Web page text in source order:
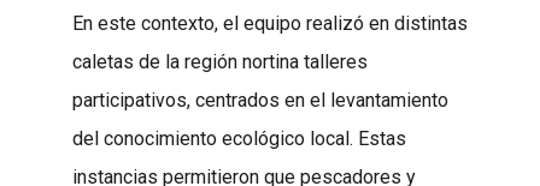
En este contexto, el equipo realizó en distintas
caletas de la región nortina talleres
participativos, centrados en el levantamiento
del conocimiento ecológico local. Estas
instancias permitieron que pescadores y